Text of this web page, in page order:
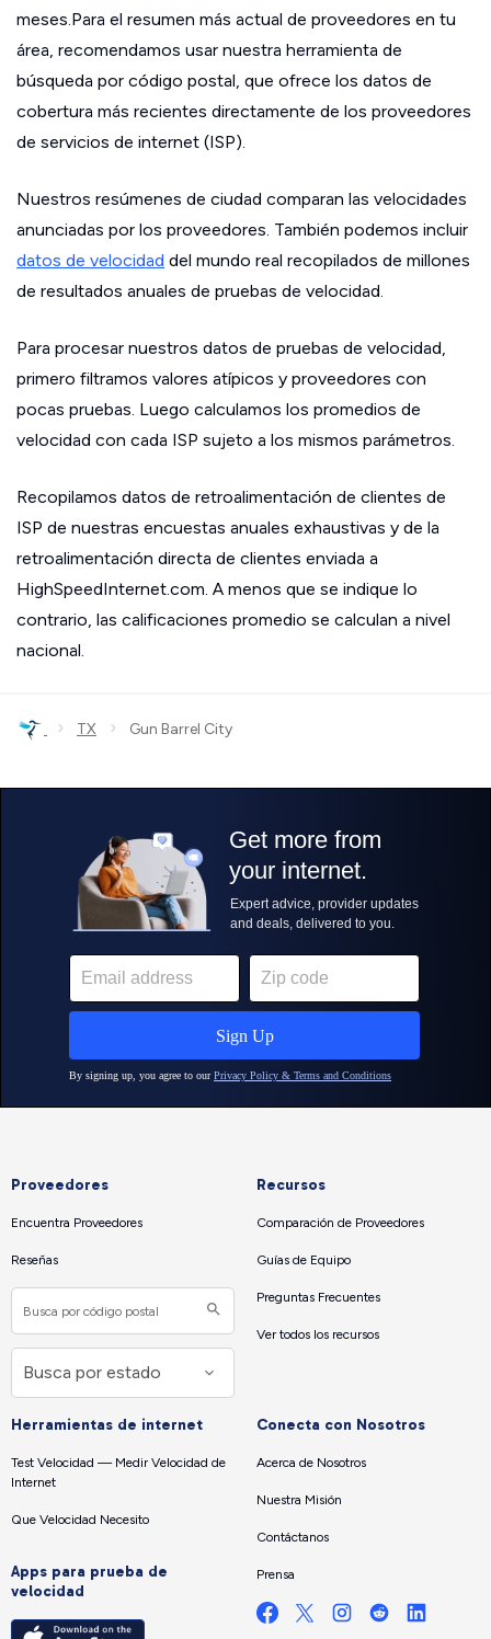
meses.Para el resumen más actual de proveedores en tu
área, recomendamos usar nuestra herramienta de
búsqueda por código postal, que ofrece los datos de
cobertura más recientes directamente de los proveedores
de servicios de internet (ISP).
Nuestros resúmenes de ciudad comparan las velocidades
anunciadas por los proveedores. También podemos incluir
datos de velocidad del mundo real recopilados de millones
de resultados anuales de pruebas de velocidad.
Para procesar nuestros datos de pruebas de velocidad,
primero filtramos valores atípicos y proveedores con
pocas pruebas. Luego calculamos los promedios de
velocidad con cada ISP sujeto a los mismos parámetros.
Recopilamos datos de retroalimentación de clientes de
ISP de nuestras encuestas anuales exhaustivas y de la
retroalimentación directa de clientes enviada a
HighSpeedInternet.com. A menos que se indique lo
contrario, las calificaciones promedio se calculan a nivel
nacional.
› TX › Gun Barrel City
Proveedores
Encuentra Proveedores
Reseñas
Recursos
Comparación de Proveedores
Guías de Equipo
Preguntas Frecuentes
Ver todos los recursos
Herramientas de internet
Test Velocidad — Medir Velocidad de
Internet
Que Velocidad Necesito
Apps para prueba de
velocidad
Conecta con Nosotros
Acerca de Nosotros
Nuestra Misión
Contáctanos
Prensa